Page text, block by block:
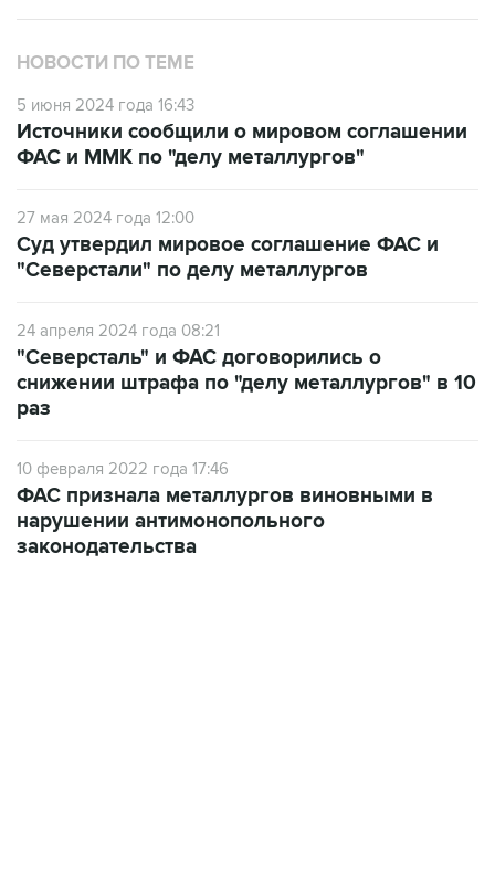
НОВОСТИ ПО ТЕМЕ
5 июня 2024 года 16:43
Источники сообщили о мировом соглашении
ФАС и ММК по "делу металлургов"
27 мая 2024 года 12:00
Суд утвердил мировое соглашение ФАС и
"Северстали" по делу металлургов
24 апреля 2024 года 08:21
"Северсталь" и ФАС договорились о
снижении штрафа по "делу металлургов" в 10
раз
10 февраля 2022 года 17:46
ФАС признала металлургов виновными в
нарушении антимонопольного
законодательства